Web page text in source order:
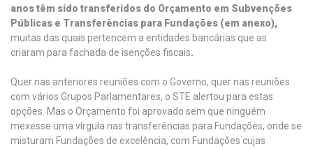
anos têm sido transferidos do Orçamento em Subvenções
Públicas e Transferências para Fundações (em anexo),
muitas das quais pertencem a entidades bancárias que as
criaram para fachada de isenções fiscais.
Quer nas anteriores reuniões com o Governo, quer nas reuniões
com vários Grupos Parlamentares, o STE alertou para estas
opções. Mas o Orçamento foi aprovado sem que ninguém
mexesse uma vírgula nas transferências para Fundações, onde se
misturam Fundações de excelência, com Fundações cujas